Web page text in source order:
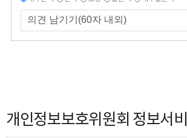
개인정보보호위원회 정보서